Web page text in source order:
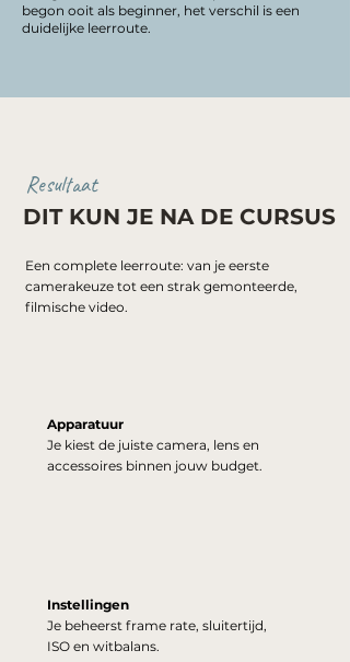
begon ooit als beginner, het verschil is een
duidelijke leerroute.
Resultaat
DIT KUN JE NA DE CURSUS
Een complete leerroute: van je eerste
camerakeuze tot een strak gemonteerde,
filmische video.
Apparatuur
Je kiest de juiste camera, lens en
accessoires binnen jouw budget.
Instellingen
Je beheerst frame rate, sluitertijd,
ISO en witbalans.